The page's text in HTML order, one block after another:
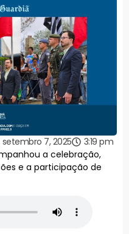
setembro 7, 2025
3:19 pm
a celebração,
e a participação de